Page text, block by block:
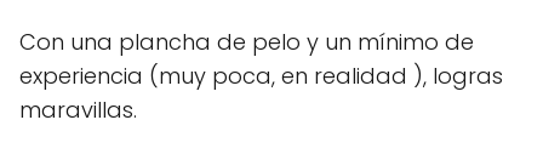
Con una plancha de pelo y un mínimo de
experiencia (muy poca, en realidad ), logras
maravillas.